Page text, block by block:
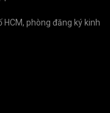
HCM, phòng đăng ký kinh